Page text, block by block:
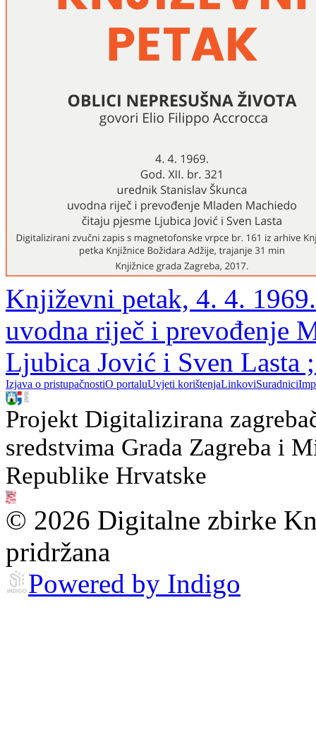
Književni petak, 4. 4.
uvodna riječ i prevođenje
Ljubica Jović i Sven Lasta
Izjava o pristupačnostiO portaluUvjeti korištenjaLinkoviSuradnici
Projekt Digitalizirana
sredstvima Grada Zagreba i
Republike Hrvatske
© 2026 Digitalne zbirke
pridržana
Powered by Indigo